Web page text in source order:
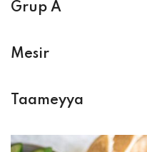
Grup A
Mesir
Taameyya